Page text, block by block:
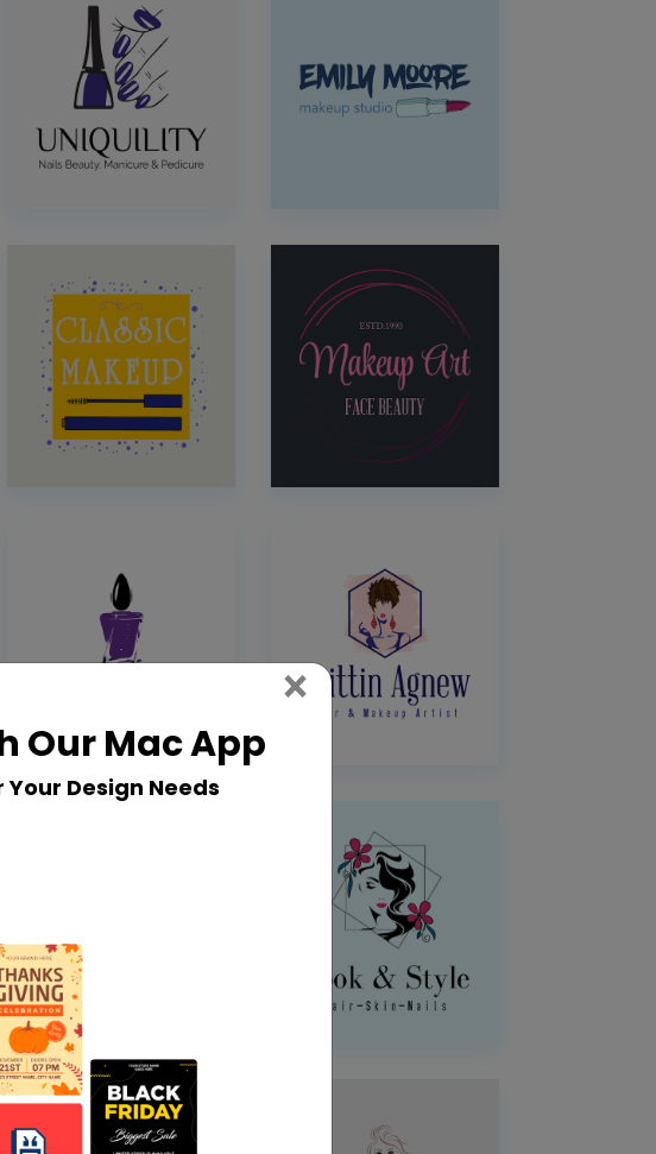
Our Mac App
Design Needs
× Close